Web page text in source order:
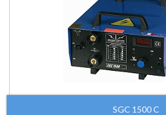
SGC 1500 C